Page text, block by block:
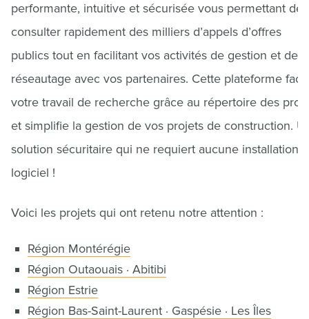
performante, intuitive et sécurisée vous permettant de
consulter rapidement des milliers d’appels d’offres
publics tout en facilitant vos activités de gestion et de
réseautage avec vos partenaires. Cette plateforme
votre travail de recherche grâce au répertoire des
et simplifie la gestion de vos projets de construction.
solution sécuritaire qui ne requiert aucune installation
logiciel !
Voici les projets qui ont retenu notre attention :
Région Montérégie
Région Outaouais · Abitibi
Région Estrie
Région Bas-Saint-Laurent · Gaspésie · Les Îles